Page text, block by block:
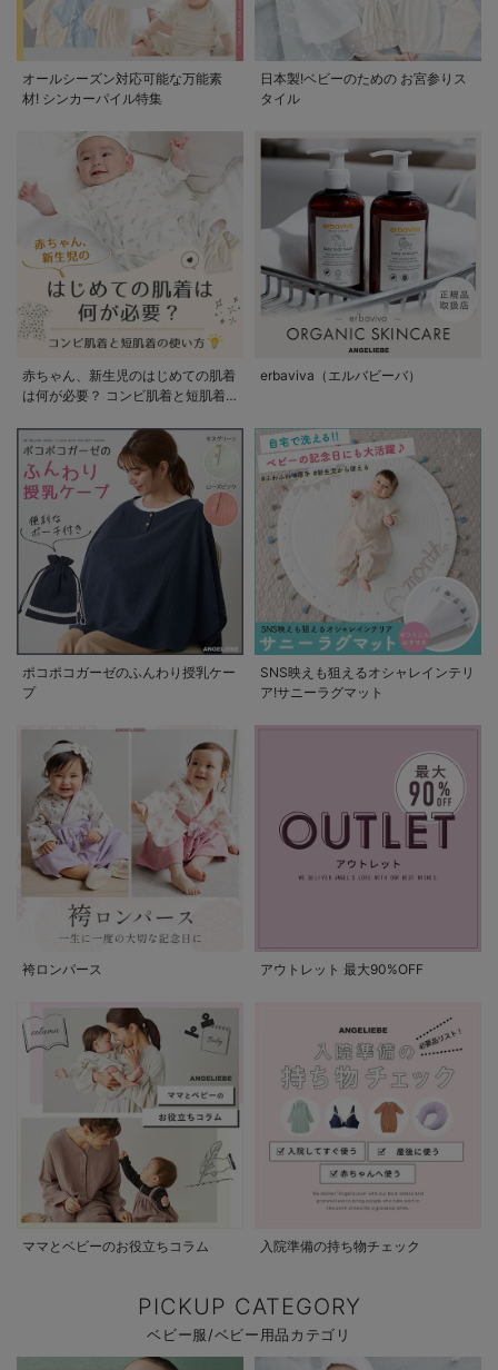
オールシーズン対応可能な万能素
材! シンカーパイル特集
日本製!ベビーのための お宮参りス
タイル
赤ちゃん、新生児のはじめての肌着
は何が必要？ コンビ肌着と短肌着
erbaviva（エルバビーバ）
ポコポコガーゼのふんわり授乳ケー
プ
SNS映えも狙えるオシャレインテリ
ア!サニーラグマット
袴ロンパース アウトレット 最大90%OFF
ママとベビーのお役立ちコラム 入院準備の持ち物チェック
PICKUP CATEGORY
ベビー服/ベビー用品カテゴリ